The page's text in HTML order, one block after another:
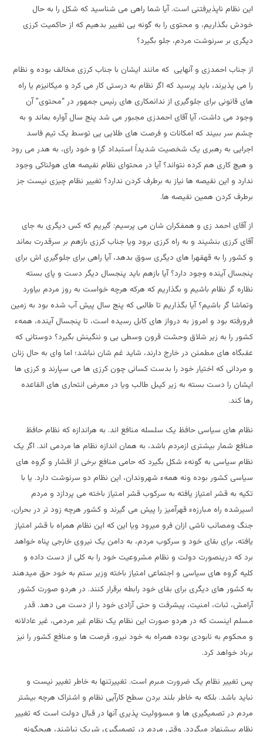
این نظام ناپذیرفتنی است. آیا شما راهی می شناسید که شکل را به حال
خودش بگذاریم، و محتوی را به گونه یی تغییر بدهیم که از حاکمیت کرزی
دیگری بر سرنوشت مردم، جلو بگیرد؟
از جناب احمدزی و آنهایی که مانند ایشان با جناب کرزی مخالف بوده و نظام
را می پذیرند، باید پرسید که اگر نظام به درستی کار می کرد و میکانیزم یا راه
های قانونی برای جلوگیری از ندانمکاری های رئیس جمهور در “محتوی” آن
وجود می داشت، آیا آقای احمدزی مجبور می شد پنج سال آواره بماند و به
چشم سر ببیند که امکانات و فرصت های طلایی یی توسط یک تیم فاسد
اجرایی به رهبری یک شخصیت شدیداً استبداد گرا و خود رای، به هدر می رود
و هیچ کاری هم کرده نتواند؟ آیا در محتوای نظام نقیصه های هولناکی وجود
ندارد و این نقیصه ها نیاز به برطرف کردن ندارد؟ تغییر نظام چیزی نیست جز
برطرف کردن همین نقیصه ها.
از آقای احمد زی و همفکران شان می پرسیم: گیریم که کس دیگری به جای
آقای کرزی بنشیند و به راه کرزی برود ویا جناب کرزی بازهم بر سرقدرت بماند
و کشور را به قهقهرا های دیگری سوق بدهد، آیا راهی برای جلوگیری اش برای
پنجسال آینده وجود دارد؟ آیا بازهم باید پنجسال دیگر دست و پای بسته
نظاره گر نظام باشیم و بگذاریم که هرکه هرچه خواست به روز مردم بیاورد
وتماشا گر باشیم؟ آیا بگذاریم تا طالبی که پنج سال پیش آب شده بود به زمین
فرورفته بود و امروز به درواز های کابل رسیده است، تا پنجسال آینده، همهء
کشور را به زیر شلاق وحشت قرون وسطی یی و ننگینش بگیرد؟ دوستانی که
عقبگاه های مطمئن در خارج دارند، شاید غم شان نباشد؛ اما وای به حال زنان
و مردانی که اختیار خود را بدست کسانی چون کرزی ها می سپارند و کرزی ها
ایشان را دست بسته به زیر کیبل طالب ویا در معرض انتحاری های القاعده
رها کند.
نظام های سیاسی حافظ یک سلسله منافع اند. به هراندازه که نظام حافظ
منافع شمار بیشتری ازمردم باشد، به همان اندازه نظام ها مردمی اند. اگر یک
نظام سیاسی به گونهء شکل بگیرد که حامی منافع برخی از اقشار و گروه های
سیاسی کشور بوده ونه همهء شهروندان، این نظام دو سرنوشت دارد. یا با
تکیه به قشر امتیاز یافته به سرکوب قشر امتیاز باخته می پردازد و مردم
اسیرشده راه مبارزهء قهرآمیز را پیش می گیرند و کشور هرچه زود تر در بحران،
جنگ ومصائب ناشی ازان فرو میرود ویا این که این نظام همراه با قشر امتیاز
یافته، برای بقای خود و سرکوب مردم، به دامن یک نیروی خارجی پناه خواهد
برد که درینصورت دولت و نظام مشروعیت خود را به کلی از دست داده و
کلیه گروه های سیاسی و اجتماعی امتیاز باخته وزیر ستم به خود حق میدهند
به کشور های دیگری برای بقای خود رابطه برقرار کنند. در هردو صورت کشور
آرامش، ثبات، امنیت، پیشرفت و حتی آزادی خود را از دست می دهد. قدر
مسلم اینست که در هردو صورت این نظام یک نظام غیر مردمی، غیر عادلانه
و محکوم به نابودی بوده همراه به خود نیرو، فرصت ها و منافع کشور را نیز
برباد خواهد کرد.
پس تغییر نظام یک ضرورت مبرم است. تغییرتنها به خاطر تغییر نیست و
نباید باشد. بلکه به خاطر بلند بردن سطح کارآیی نظام و اشتراک هرچه بیشتر
مردم در تصمیگیری ها و مسوولیت پذیری آنها در قبال دولت است که تغییر
نظام پیشنهاد میگردد. وقتی مردم در تصمیگیری شریک نباشند، هیچگونه